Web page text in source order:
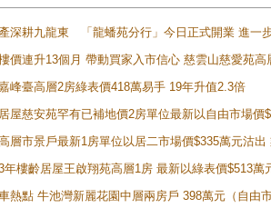
深耕九龍東 「龍蟠苑分行」今日正式開業 進一
價連升13個月 帶動買家入市信心 慈雲山慈愛苑
峰臺高層2房綠表價418萬易手 19年升值2.3倍
屋慈安苑罕有已補地價2房單位最新以自由市場價
層市景戶最新1房單位以居二市場價$335萬元沽
年樓齡居屋王啟翔苑高層1房 最新以綠表價$513萬
熱點 牛池灣新麗花園中層兩房戶 398萬元（自由